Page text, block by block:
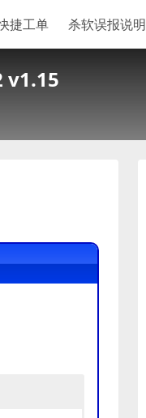
捷工单 杀软误报说明
v1.15